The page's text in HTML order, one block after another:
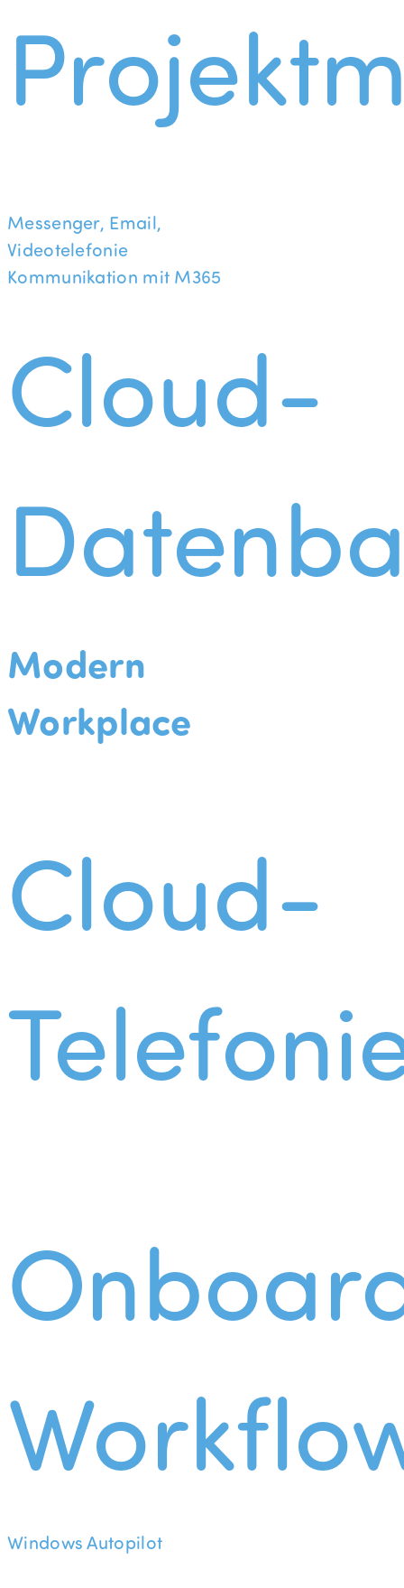
Messenger, Email,
Videotelefonie
Kommunikation mit M365
Cloud-
Modern
Workplace
Cloud-
Windows Autopilot